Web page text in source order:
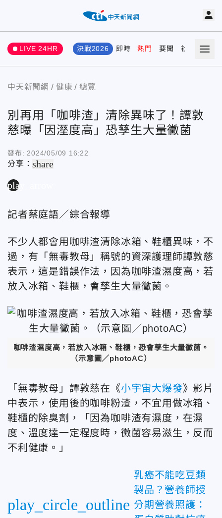
LIVE 24HR 決戰2026 即時 熱門 要聞 社會 娛樂
中天新聞網 健康 總覽
別再用「咖啡渣」清除異味了！譚敦
慈曝「因溼度高」恐孳生大量黴菌
發布: 2024/05/09 16:22
分享：share
play_arrow
記者蔡庭語／綜合報導
不少人都會用咖啡渣清除冰箱、鞋櫃異味，不
過，有「無毒教母」稱號的資深護理師譚敦慈
表示，這是錯誤作法，因為咖啡渣濕度高，若
放入冰箱、鞋櫃，會孳生大量黴菌。
咖啡渣濕度高，若放入冰箱、鞋櫃，恐會孳生大量黴菌。
（示意圖／photoAC）
「無毒教母」譚敦慈在《小宇宙大爆發》影片
中表示，使用後的咖啡粉渣，不宜用做冰箱、
鞋櫃的除臭劑，「因為咖啡渣有濕度，在濕
度、溫度達一定程度時，黴菌容易滋生，反而
不利健康。」
play_circle_outline
乳癌不能吃豆類
製品？營養師授
分期營養照護：